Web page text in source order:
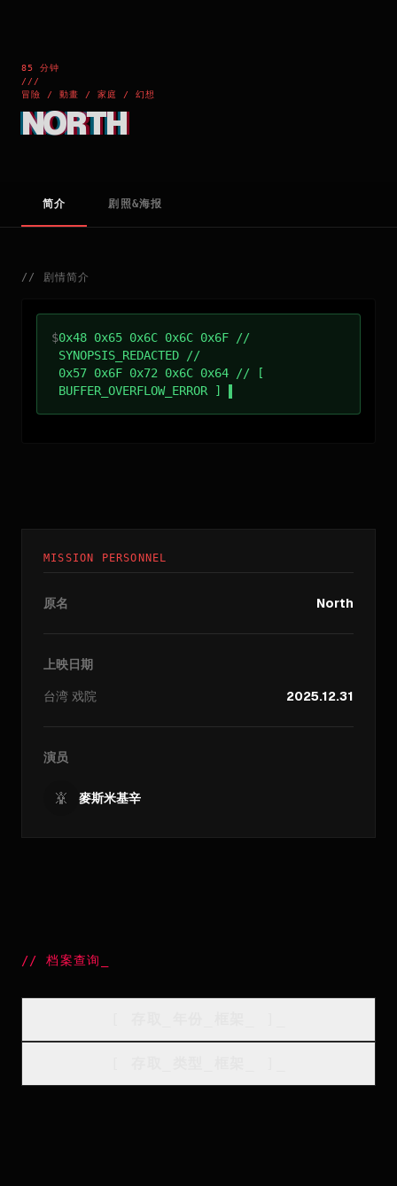
85 分钟
///
冒險 / 動畫 / 家庭 / 幻想
NORTH
简介 剧照&海报
// 剧情简介
$0x48 0x65 0x6C 0x6C 0x6F //
SYNOPSIS_REDACTED //
0x57 0x6F 0x72 0x6C 0x64 // [
BUFFER_OVERFLOW_ERROR ]
MISSION PERSONNEL
原名 North
上映日期
台湾 戏院 2025.12.31
演员
麥斯米基辛
//档案查询